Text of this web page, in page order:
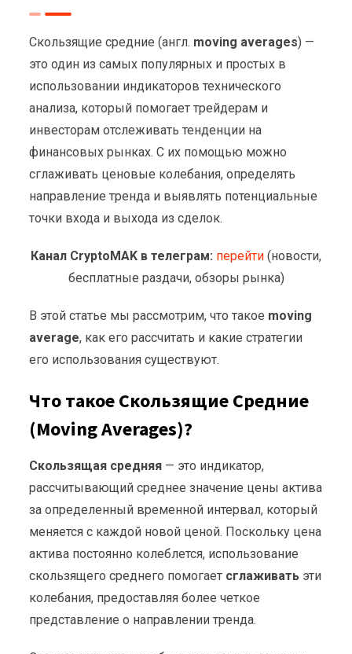
Скользящие средние (англ. moving averages) —
это один из самых популярных и простых в
использовании индикаторов технического
анализа, который помогает трейдерам и
инвесторам отслеживать тенденции на
финансовых рынках. С их помощью можно
сглаживать ценовые колебания, определять
направление тренда и выявлять потенциальные
точки входа и выхода из сделок.
Канал CryptoMAK в телеграм: перейти (новости,
бесплатные раздачи, обзоры рынка)
В этой статье мы рассмотрим, что такое moving
average, как его рассчитать и какие стратегии
его использования существуют.
Что такое Скользящие Средние
(Moving Averages)?
Скользящая средняя — это индикатор,
рассчитывающий среднее значение цены актива
за определенный временной интервал, который
меняется с каждой новой ценой. Поскольку цена
актива постоянно колеблется, использование
скользящего среднего помогает сглаживать эти
колебания, предоставляя более четкое
представление о направлении тренда.